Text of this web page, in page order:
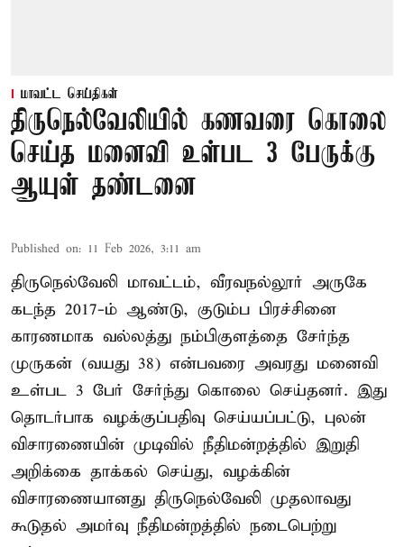
மாவட்ட செய்திகள்
திருநெல்வேலியில் கணவரை கொலை
செய்த மனைவி உள்பட 3 பேருக்கு
ஆயுள் தண்டனை
Published on: 11 Feb 2026, 3:11 am
திருநெல்வேலி மாவட்டம், வீரவநல்லூர் அருகே
கடந்த 2017-ம் ஆண்டு, குடும்ப பிரச்சினை
காரணமாக வல்லத்து நம்பிகுளத்தை சேர்ந்த
முருகன் (வயது 38) என்பவரை அவரது மனைவி
உள்பட 3 பேர் சேர்ந்து கொலை செய்தனர். இது
தொடர்பாக வழக்குப்பதிவு செய்யப்பட்டு, புலன்
விசாரணையின் முடிவில் நீதிமன்றத்தில் இறுதி
அறிக்கை தாக்கல் செய்து, வழக்கின்
விசாரணையானது திருநெல்வேலி முதலாவது
கூடுதல் அமர்வு நீதிமன்றத்தில் நடைபெற்று